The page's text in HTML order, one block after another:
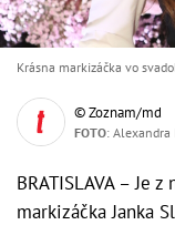
Krásna markizáčka vo
© Zoznam/md
FOTO: Alexandra
BRATISLAVA – Je
markizáčka Janka